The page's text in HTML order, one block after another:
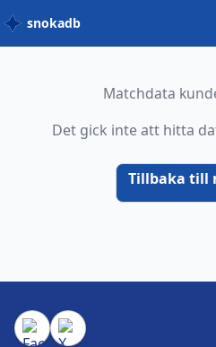
snokadb
Matchdata
Det gick inte att hitta
Tillbaka till